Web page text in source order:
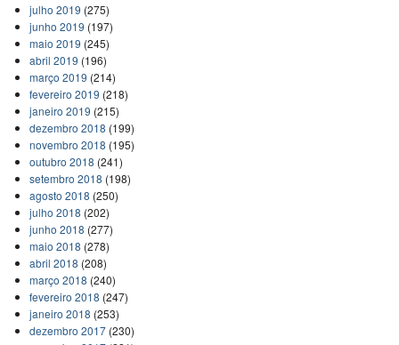
julho 2019 (275)
junho 2019 (197)
maio 2019 (245)
abril 2019 (196)
março 2019 (214)
fevereiro 2019 (218)
janeiro 2019 (215)
dezembro 2018 (199)
novembro 2018 (195)
outubro 2018 (241)
setembro 2018 (198)
agosto 2018 (250)
julho 2018 (202)
junho 2018 (277)
maio 2018 (278)
abril 2018 (208)
março 2018 (240)
fevereiro 2018 (247)
janeiro 2018 (253)
dezembro 2017(230)